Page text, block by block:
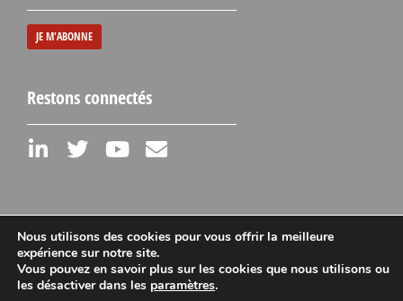
JE M'ABONNE
Restons connectés
Mentions légales
Nous utilisons des cookies pour vous offrir la meilleure
expérience sur notre site.
Vous pouvez en savoir plus sur les cookies que nous utilisons ou
les désactiver dans les paramètres.